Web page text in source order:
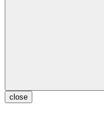
close